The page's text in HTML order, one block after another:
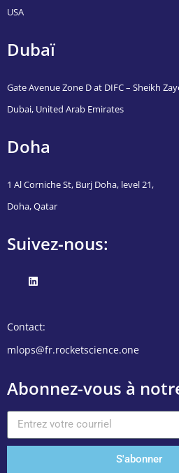
USA
Dubaï
Gate Avenue Zone D at DIFC – Sheikh
Dubai, United Arab Emirates
Doha
1 Al Corniche St, Burj Doha, level 21,
Doha, Qatar
Suivez-nous:
Contact:
mlops@fr.rocketscience.one
Abonnez-vous à
S'abonner